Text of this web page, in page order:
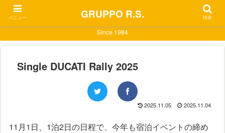
Since 1984
Single DUCATI Rally 2025
2025.11.05 2025.11.04
11月1日、1泊2日の日程で、今年も宿泊イベントの締め
メニュー GRUPPO R.S. 検索